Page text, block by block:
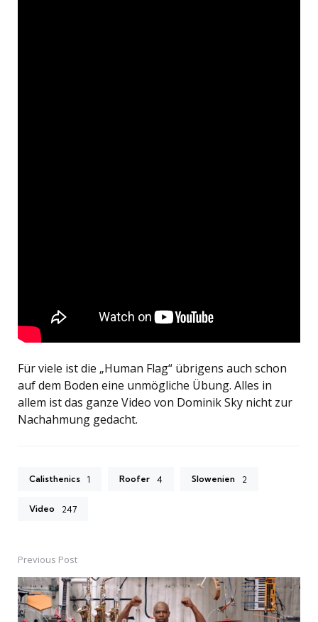
Für viele ist die „Human Flag“ übrigens auch schon
auf dem Boden eine unmögliche Übung. Alles in
allem ist das ganze Video von Dominik Sky nicht zur
Nachahmung gedacht.
Calisthenics 1 Roofer 4 Slowenien 2
Video 247
Post
navigation
Previous Post